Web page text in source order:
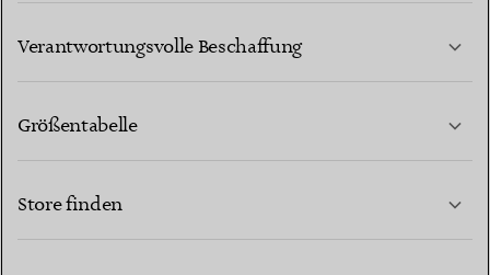
Verantwortungsvolle Beschaffung
Größentabelle
Store finden